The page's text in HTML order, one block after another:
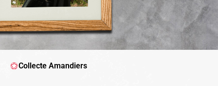
Collecte Amandiers